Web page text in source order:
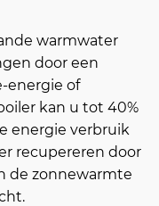
warmwater
door een
energie of
kan u tot 40%
energie verbruik
recupereren door
de zonnewarmte